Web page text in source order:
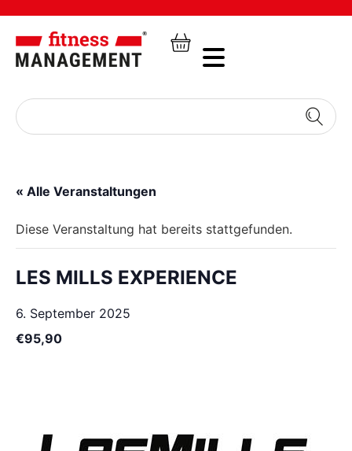
« Alle Veranstaltungen
Diese Veranstaltung hat bereits stattgefunden.
LES MILLS EXPERIENCE
6. September 2025
€95,90